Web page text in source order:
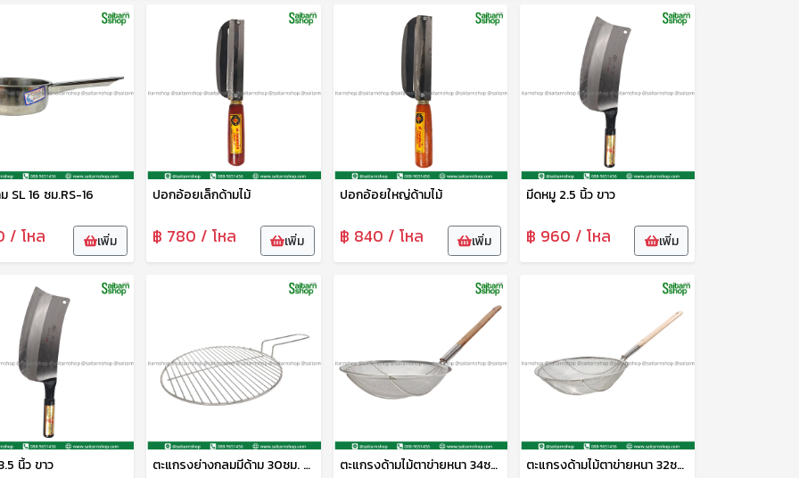
SL 16 ซม.RS-16
/ โหล เพิ่ม
ปอกอ้อยเล็กด้ามไม้
฿ 780 / โหล เพิ่ม
ปอกอ้อยใหญ่ด้ามไม้
฿ 840 / โหล เพิ่ม
มีดหมู 2.5 นิ้ว ขาว
฿ 960 / โหล เพิ่ม
นิ้ว ขาว ตะแกรงย่างกลมมีด้าม 30ซม. CYS ตะแกรงด้ามไม้ตาข่ายหนา 34ซม. CYS ตะแกรงด้ามไม้ตาข่ายหนา 32ซม. CYS